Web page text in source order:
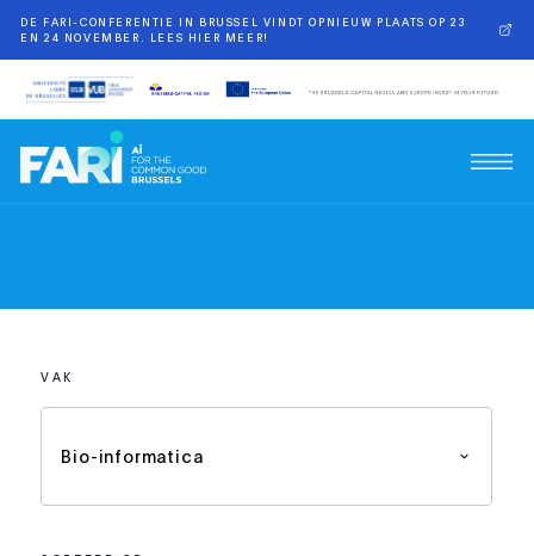
DE FARI-CONFERENTIE IN BRUSSEL VINDT OPNIEUW PLAATS OP 23
EN 24 NOVEMBER. LEES HIER MEER!
VAK
Bio-informatica